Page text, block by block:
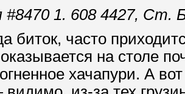
#8470 1. 608 4427, Ст.
биток, часто
на столе
хачапури. А